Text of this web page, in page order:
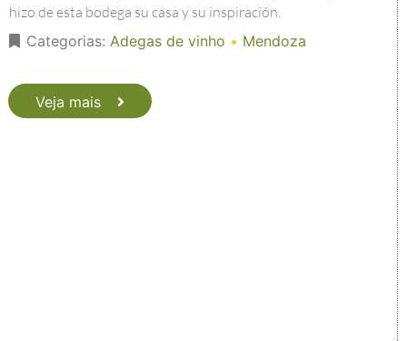
hizo de esta bodega su casa y su inspiración.
Categorias: Adegas de vinho • Mendoza
Veja mais